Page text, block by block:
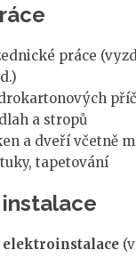
práce
a stropů
a dveří včetně
tapetování
elektroinstalace